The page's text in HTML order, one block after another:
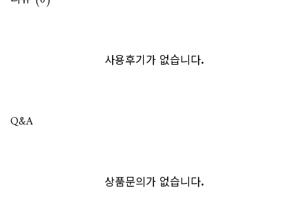
사용후기가 없습니다.
Q&A
상품문의가 없습니다.